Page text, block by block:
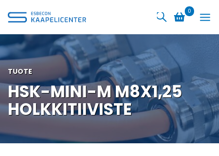
sisältöön
0
TUOTE
HSK-MINI-M M8X1,25
HOLKKITIIVISTE